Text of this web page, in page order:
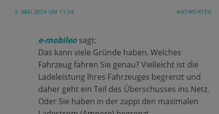
2. MAI 2024 UM 11:54 ANTWORTEN
e-mobileo sagt:
Das kann viele Gründe haben. Welches
Fahrzeug fahren Sie genau? Vielleicht ist die
Ladeleistung Ihres Fahrzeuges begrenzt und
daher geht ein Teil des Überschusses ins Netz.
Oder Sie haben in der zappi den maximalen